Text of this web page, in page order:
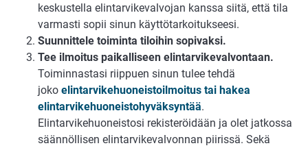
keskustella elintarvikevalvojan kanssa siitä, että tila
varmasti sopii sinun käyttötarkoitukseesi.
Suunnittele toiminta tiloihin sopivaksi.
Tee ilmoitus paikalliseen elintarvikevalvontaan.
Toiminnastasi riippuen sinun tulee tehdä
joko elintarvikehuoneistoilmoitus tai hakea
elintarvikehuoneistohyväksyntää.
Elintarvikehuoneistosi rekisteröidään ja olet jatkossa
säännöllisen elintarvikevalvonnan piirissä. Sekä